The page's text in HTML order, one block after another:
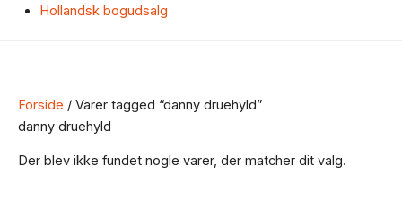
Hollandsk bogudsalg
Forside / Varer tagged “danny druehyld”
danny druehyld
Der blev ikke fundet nogle varer, der matcher dit valg.